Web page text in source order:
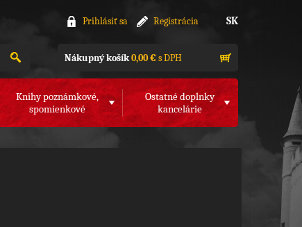
Prihlásiť sa Registrácia SK
Nákupný košík0,00 €s DPH
Knihy poznámkové,
spomienkové
Ostatné doplnky
kancelárie